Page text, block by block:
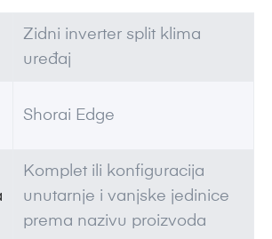
Zidni inverter split klima
uređaj
Shorai Edge
Komplet ili konfiguracija
unutarnje i vanjske jedinice
prema nazivu proizvoda